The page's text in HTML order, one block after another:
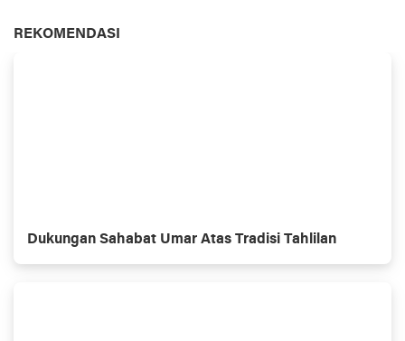
REKOMENDASI
Dukungan Sahabat Umar Atas Tradisi Tahlilan